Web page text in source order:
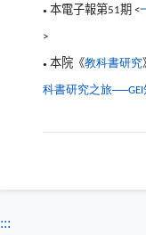
● 本電子報第51期 <
>
● 本院《教科書研究
科書研究之旅──GEI
:::